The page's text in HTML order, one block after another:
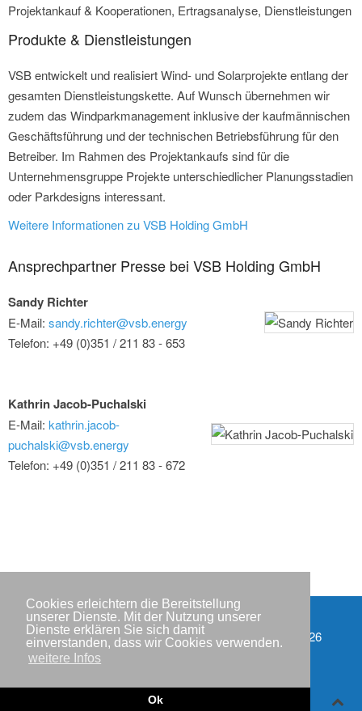
Cookies erleichtern die Bereitstellung
unserer Dienste. Mit der Nutzung unserer
Dienste erklären Sie sich damit
einverstanden, dass wir Cookies verwenden.
weitere Infos
Ok
Projektankauf & Kooperationen, Ertragsanalyse, Dienstleistungen
Produkte & Dienstleistungen
VSB entwickelt und realisiert Wind- und Solarprojekte entlang der
gesamten Dienstleistungskette. Auf Wunsch übernehmen wir
zudem das Windparkmanagement inklusive der kaufmännischen
Geschäftsführung und der technischen Betriebsführung für den
Betreiber. Im Rahmen des Projektankaufs sind für die
Unternehmensgruppe Projekte unterschiedlicher Planungsstadien
oder Parkdesigns interessant.
Weitere Informationen zu VSB Holding GmbH
Ansprechpartner Presse bei VSB Holding GmbH
Sandy Richter
E-Mail: sandy.richter@vsb.energy
Telefon: +49 (0)351 / 211 83 - 653
Kathrin Jacob-Puchalski
E-Mail: kathrin.jacob-
puchalski@vsb.energy
Telefon: +49 (0)351 / 211 83 - 672
Partner
Impressum
Datenschutzerklärung
Copyright © IWR 2026